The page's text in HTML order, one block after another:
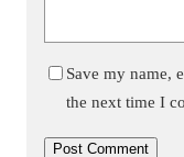
Save my name,
the next time I